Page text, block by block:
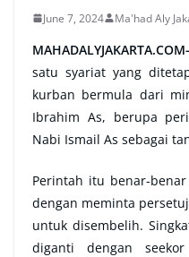
June 7, 2024 Ma'had Aly
satu syariat yang
kurban bermula dari
Ibrahim As, berupa
Nabi Ismail As sebagai
Perintah itu benar-
dengan meminta
untuk disembelih.
diganti dengan